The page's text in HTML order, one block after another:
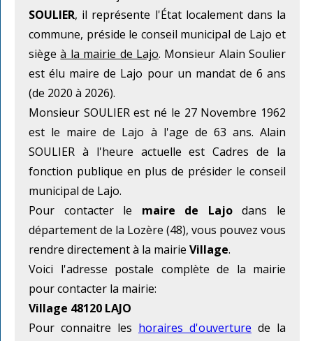
SOULIER, il représente l'État localement dans la
commune, préside le conseil municipal de Lajo et
siègeà la mairie de Lajo. Monsieur Alain Soulier
est élu maire de Lajo pour un mandat de 6 ans
(de 2020 à 2026).
Monsieur SOULIER est né le 27 Novembre 1962
est le maire de Lajo à l'age de 63 ans. Alain
SOULIER à l'heure actuelle est Cadres de la
fonction publique en plus de présider le conseil
municipal de Lajo.
Pour contacter le maire de Lajodans le
département de la Lozère (48), vous pouvez vous
rendre directement à la mairie Village.
Voici l'adresse postale complète de la mairie
pour contacter la mairie:
Village 48120 LAJO
Pour connaitre les horaires d'ouverture de la